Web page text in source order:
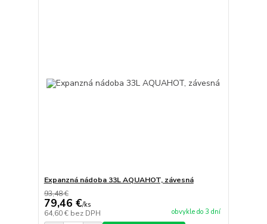
Expanzná nádoba 33L AQUAHOT, závesná
93,48 €
79,46 €/ks
64,60 € bez DPH obvykle do 3 dní